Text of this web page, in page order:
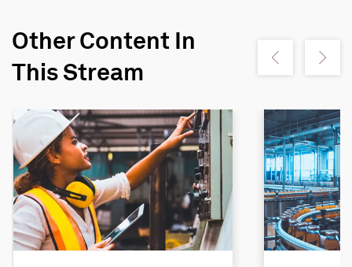
Other Content In
This Stream
Show previousShow